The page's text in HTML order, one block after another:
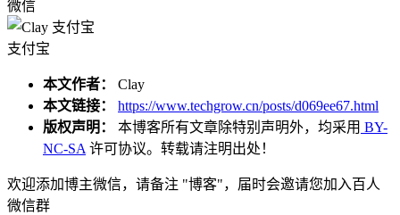
微信
支付宝
本文作者：
Clay
本文链接：
https://www.techgrow.cn/posts/d069ee67.html
版权声明：
本博客所有文章除特别声明外，均采用 BY-
NC-SA 许可协议。转载请注明出处！
欢迎添加博主微信，请备注 "博客"，届时会邀请您加入百人
微信群